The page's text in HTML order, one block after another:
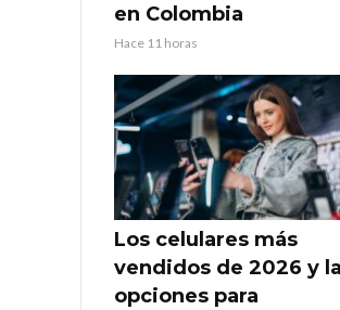
en Colombia
Hace 11 horas
Los celulares más
vendidos de 2026 y
opciones para